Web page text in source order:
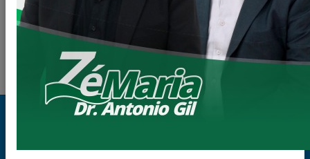
Informativo-VTN-2019-Base-de-Declaracao-
do-ITR-ao-ano-de-2019
Clique
para baixar